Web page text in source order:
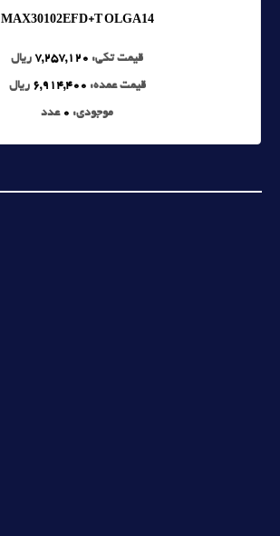
MAX30102EFD+T OLGA14
قیمت تکی: 7,257,120 ریال
قیمت عمده: 6,914,400 ریال
موجودی: 0 عدد